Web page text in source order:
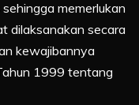
memerlukan
dilaksanakan secara
kewajibannya
1999 tentang